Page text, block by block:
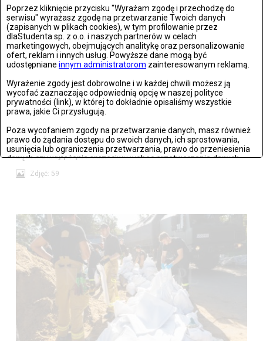
Poprzez kliknięcie przycisku "Wyrażam zgodę i przechodzę do
serwisu" wyrażasz zgodę na przetwarzanie Twoich danych
(zapisanych w plikach cookies), w tym profilowanie przez
dlaStudenta sp. z o.o. i naszych partnerów w celach
marketingowych, obejmujących analitykę oraz personalizowanie
ofert, reklam i innych usług. Powyższe dane mogą być
udostępniane innym administratorom zainteresowanym reklamą.
Wyrażenie zgody jest dobrowolne i w każdej chwili możesz ją
wycofać zaznaczając odpowiednią opcję w naszej polityce
prywatności (link), w której to dokładnie opisaliśmy wszystkie
prawa, jakie Ci przysługują.
Poza wycofaniem zgody na przetwarzanie danych, masz również
prawo do żądania dostępu do swoich danych, ich sprostowania,
usunięcia lub ograniczenia przetwarzania, prawo do przeniesienia
danych czy wyrażenia sprzeciwu wobec przetwarzania danych.
Jeżeli nie chcesz wyrazić zgody na przetwarzanie plików cookies,
Stronie Śląskie w ruinach: skutki niszczycielskiej powodzi
Zdjęć: 25
Lądek Zdrój po powodzi
Zdjęć: 59